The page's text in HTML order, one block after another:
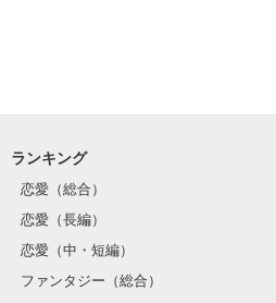
ランキング
恋愛（総合）
恋愛（長編）
恋愛（中・短編）
ファンタジー（総合）